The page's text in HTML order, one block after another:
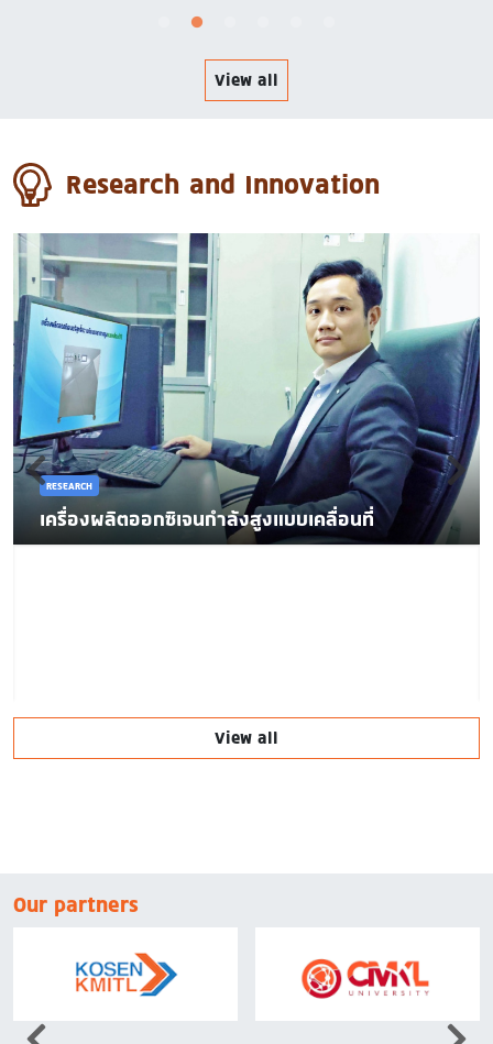
View all
Research and Innovation
RESEARCH
เครื่องผลิตออกซิเจนกำลังสูงแบบเคลื่อนที่
View all
Our partners